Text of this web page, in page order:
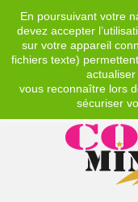
En poursuivant votre
devez accepter
sur votre appareil
fichiers texte)
actualiser
vous reconnaître lors
sécuriser
EUR